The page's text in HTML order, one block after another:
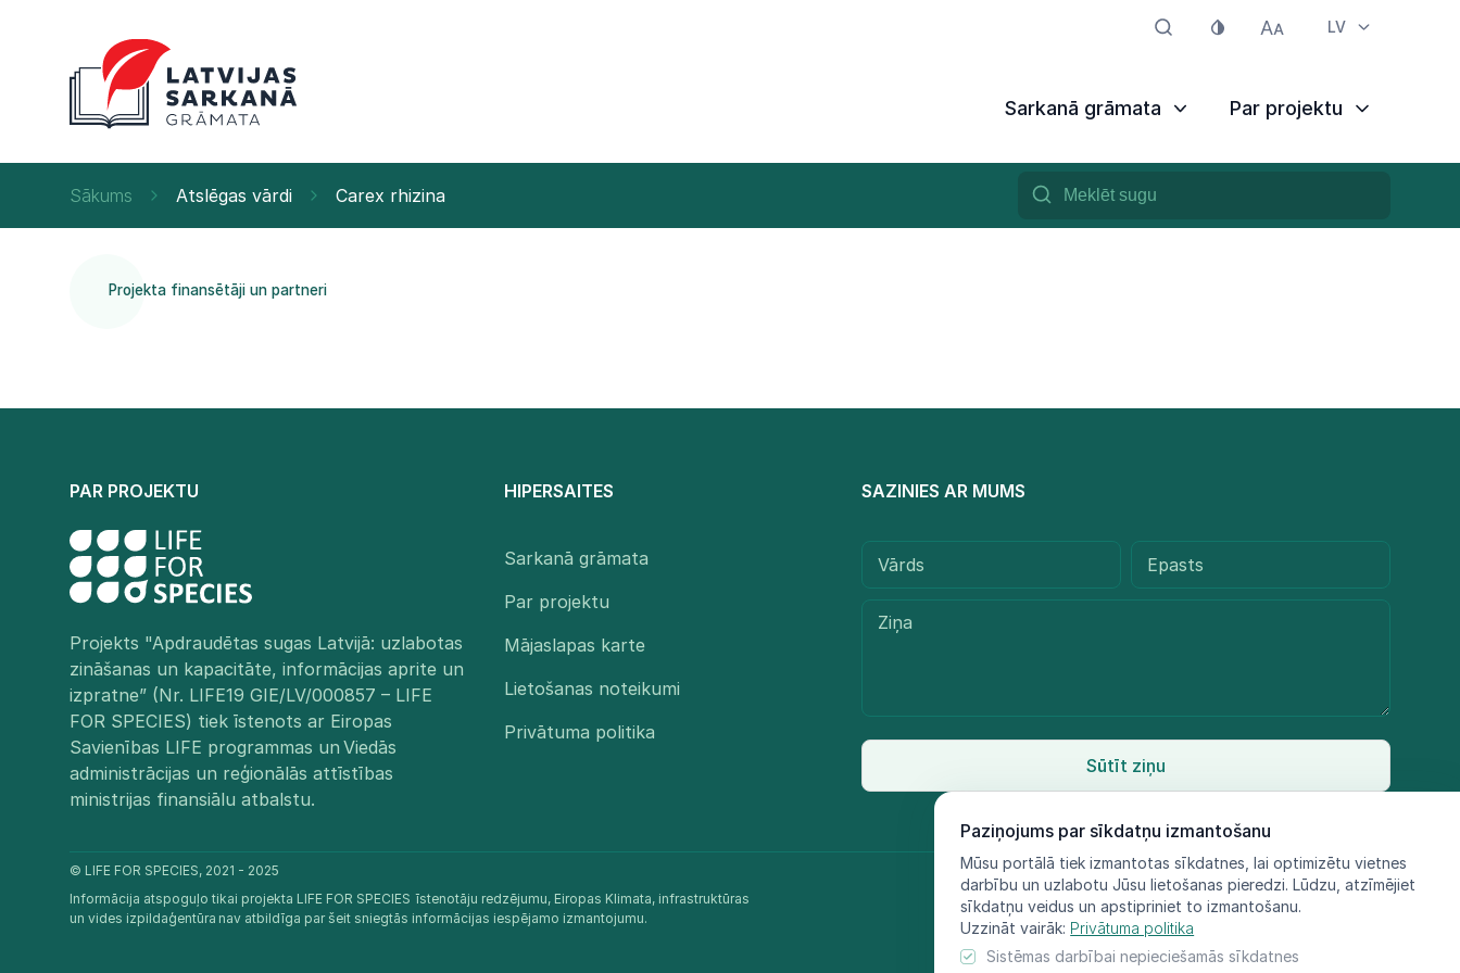
LV
Sarkanā grāmata Par projektu
Paziņojums par sīkdatņu izmantošanu
Mūsu portālā tiek izmantotas sīkdatnes, lai optimizētu vietnes
darbību un uzlabotu Jūsu lietošanas pieredzi. Lūdzu, atzīmējiet
sīkdatņu veidus un apstipriniet to izmantošanu.
Uzzināt vairāk: Privātuma politika
Sistēmas darbībai nepieciešamās sīkdatnes
Sākums Atslēgas vārdi Carex rhizina
Projekta finansētāji un partneri
PAR PROJEKTU
Projekts "Apdraudētas sugas Latvijā: uzlabotas
zināšanas un kapacitāte, informācijas aprite un
izpratne” (Nr. LIFE19 GIE/LV/000857 – LIFE
FOR SPECIES) tiek īstenots ar Eiropas
Savienības LIFE programmas un Viedās
administrācijas un reģionālās attīstības
ministrijas finansiālu atbalstu.​
HIPERSAITES
Sarkanā grāmata
Par projektu
Mājaslapas karte
Lietošanas noteikumi
Privātuma politika
SAZINIES AR MUMS
Sūtīt ziņu
© LIFE FOR SPECIES, 2021 - 2025
Informācija atspoguļo tikai projekta LIFE FOR SPECIES īstenotāju redzējumu, Eiropas Klimata, infrastruktūras
un vides izpildaģentūra nav atbildīga par šeit sniegtās informācijas iespējamo izmantojumu.​